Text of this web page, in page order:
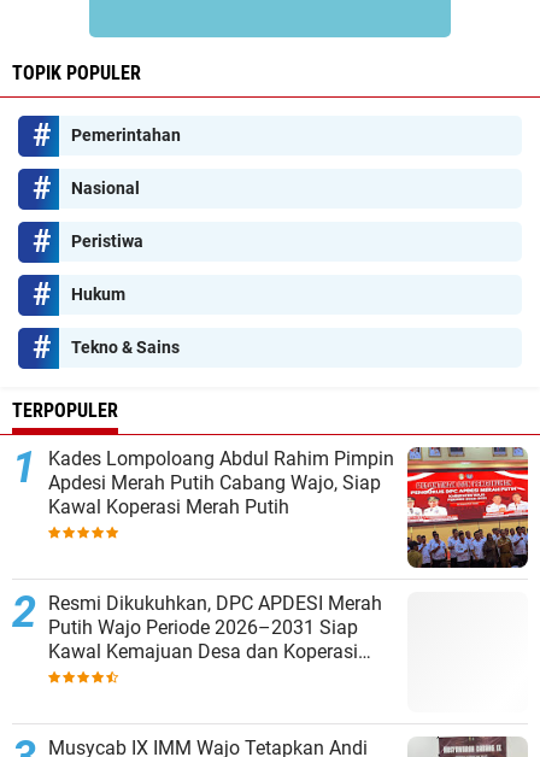
TOPIK POPULER
Pemerintahan
Nasional
Peristiwa
Hukum
Tekno & Sains
TERPOPULER
Kades Lompoloang Abdul Rahim Pimpin
Apdesi Merah Putih Cabang Wajo, Siap
Kawal Koperasi Merah Putih
Resmi Dikukuhkan, DPC APDESI Merah
Putih Wajo Periode 2026–2031 Siap
Kawal Kemajuan Desa dan Koperasi
Merah Putih
Musycab IX IMM Wajo Tetapkan Andi